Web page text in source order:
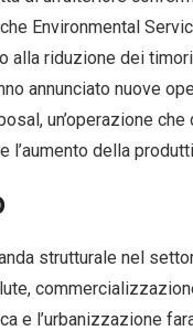
Environmental
riduzione dei
annunciato nuove
un’operazione
l’aumento della
strutturale nel
e l’urbanizzazione